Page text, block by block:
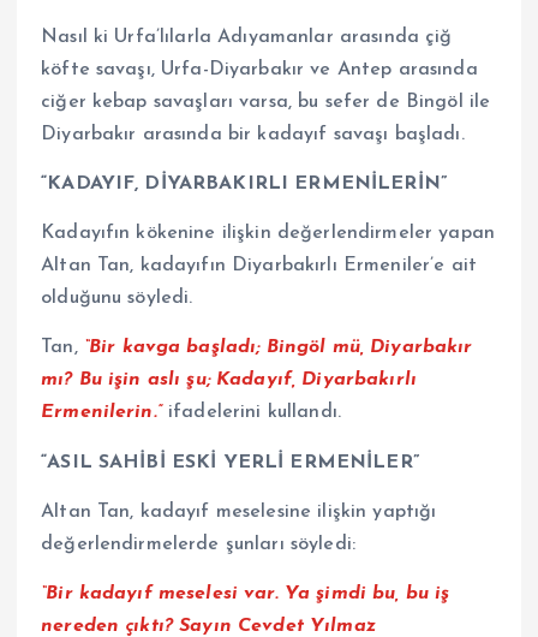
Nasıl ki Urfa’lılarla Adıyamanlar arasında çiğ
köfte savaşı, Urfa-Diyarbakır ve Antep arasında
ciğer kebap savaşları varsa, bu sefer de Bingöl ile
Diyarbakır arasında bir kadayıf savaşı başladı.
“KADAYIF, DİYARBAKIRLI ERMENİLERİN”
Kadayıfın kökenine ilişkin değerlendirmeler yapan
Altan Tan, kadayıfın Diyarbakırlı Ermeniler’e ait
olduğunu söyledi.
Tan,“Bir kavga başladı; Bingöl mü, Diyarbakır
mı? Bu işin aslı şu; Kadayıf, Diyarbakırlı
Ermenilerin.”ifadelerini kullandı.
“ASIL SAHİBİ ESKİ YERLİ ERMENİLER”
Altan Tan, kadayıf meselesine ilişkin yaptığı
değerlendirmelerde şunları söyledi:
“Bir kadayıf meselesi var. Ya şimdi bu, bu iş
nereden çıktı? Sayın Cevdet Yılmaz